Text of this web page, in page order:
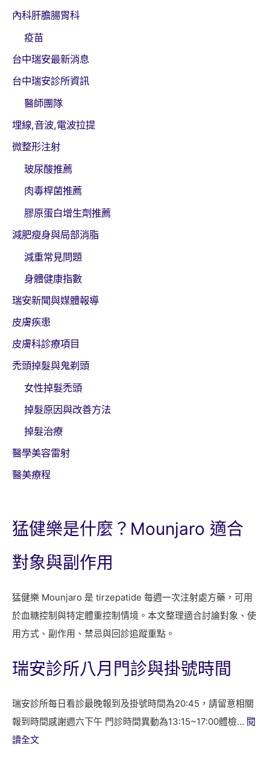
內科肝膽腸胃科
疫苗
台中瑞安最新消息
台中瑞安診所資訊
醫師團隊
埋線,音波,電波拉提
微整形注射
玻尿酸推薦
肉毒桿菌推薦
膠原蛋白增生劑推薦
減肥瘦身與局部消脂
減重常見問題
身體健康指數
瑞安新聞與媒體報導
皮膚疾患
皮膚科診療項目
禿頭掉髮與鬼剃頭
女性掉髮禿頭
掉髮原因與改善方法
掉髮治療
醫學美容雷射
醫美療程
猛健樂是什麼？Mounjaro 適合
對象與副作用
猛健樂 Mounjaro 是 tirzepatide 每週一次注射處方藥，可用
於血糖控制與特定體重控制情境。本文整理適合討論對象、使
用方式、副作用、禁忌與回診追蹤重點。
瑞安診所八月門診與掛號時間
瑞安診所每日看診最晚報到及掛號時間為20:45，請留意相關
報到時間感謝週六下午 門診時間異動為13:15~17:00體檢… 閱
讀全文: